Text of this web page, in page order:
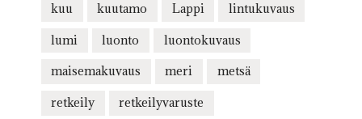
kuu kuutamo Lappi lintukuvaus
lumi luonto luontokuvaus
maisemakuvaus meri metsä
retkeily retkeilyvaruste